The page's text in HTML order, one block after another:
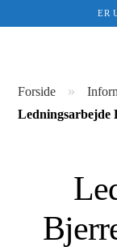
ER
Vandværket
Forside »
Ledningsarbejde